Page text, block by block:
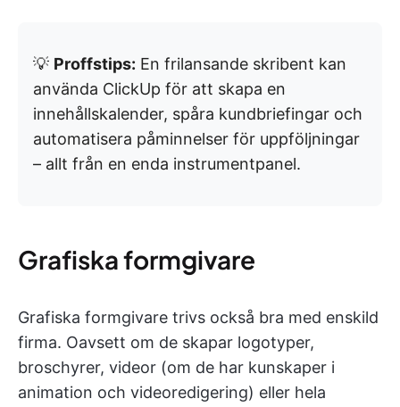
💡 Proffstips: En frilansande skribent kan
använda ClickUp för att skapa en
innehållskalender, spåra kundbriefingar och
automatisera påminnelser för uppföljningar
– allt från en enda instrumentpanel.
Grafiska formgivare
Grafiska formgivare trivs också bra med enskild
firma. Oavsett om de skapar logotyper,
broschyrer, videor (om de har kunskaper i
animation och videoredigering) eller hela